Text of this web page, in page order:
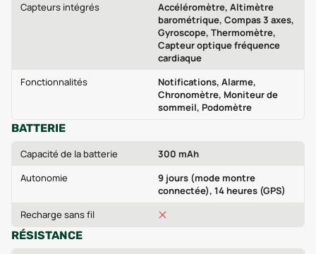
Capteurs intégrés
Accéléromètre, Altimètre
barométrique, Compas 3 axes,
Gyroscope, Thermomètre,
Capteur optique fréquence
cardiaque
Fonctionnalités
Notifications, Alarme,
Chronomètre, Moniteur de
sommeil, Podomètre
BATTERIE
Capacité de la batterie
300 mAh
Autonomie
9 jours (mode montre
connectée), 14 heures (GPS)
Recharge sans fil
RÉSISTANCE